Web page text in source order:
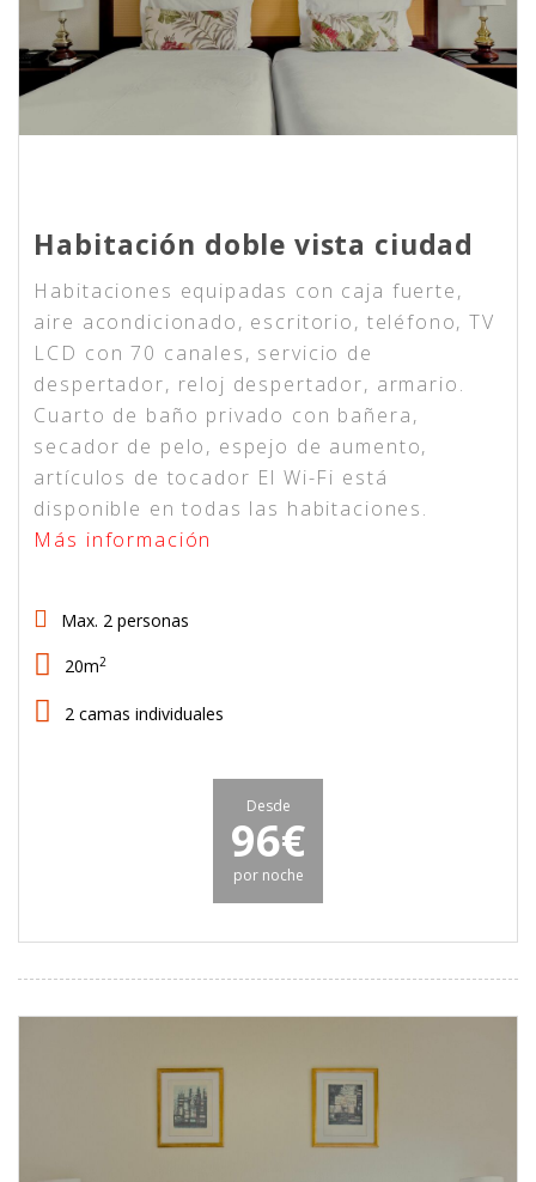
Habitación doble vista ciudad
Habitaciones equipadas con caja fuerte,
aire acondicionado, escritorio, teléfono, TV
LCD con 70 canales, servicio de
despertador, reloj despertador, armario.
Cuarto de baño privado con bañera,
secador de pelo, espejo de aumento,
artículos de tocador El Wi-Fi está
disponible en todas las habitaciones.
Más información
Max. 2 personas
20m2
2 camas individuales
Desde
96€
por noche